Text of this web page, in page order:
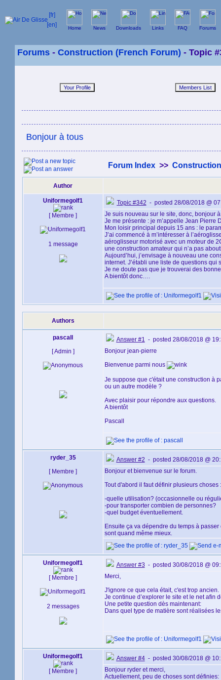
Home News Downloads Links FAQ Forums
Forums - Construction (French Forum) - Topic
Bonjour à tous
Forum Index>>
Author
Uniformegolf1
[ Membre ]
1 message
Topic #342 - posted 28/08/2018 @
Je suis nouveau sur le site, donc, bonjour
Je me présente : je m’appelle Jean Pierre
Mon loisir principal depuis 15 ans : le
J’ai commencé à m’intéresser à
aéroglisseur motorisé avec un moteur de
une construction amateur qui n’a pas
Aujourd’hui, j’envisage à nouveau une
internet. J’établi une liste de questions qui
Je ne doute pas que je trouverai des
A bientôt donc….
Authors
pascall
[ Admin ]
Answer #1 - posted 28/08/2018 @
Bonjour jean-pierre
Bienvenue parmi nous
Je suppose que c'était une construction à
ou un autre modèle ?
Avec plaisir pour répondre aux questions.
A bientôt
Pascall
ryder_35
[ Membre ]
Answer #2 - posted 28/08/2018 @
Bonjour et bienvenue sur le forum.
Tout d'abord il faut définir plusieurs choses :
-quelle utilisation? (occasionnelle ou
-pour transporter combien de personnes?
-quel budget éventuellement.
Ensuite ça va dépendre du temps à
sont quand même mieux.
Uniformegolf1
[ Membre ]
2 messages
Answer #3 - posted 30/08/2018 @
Merci,
J'ignore ce que cela était, c'est trop ancien.
Je continue d’explorer le site et le net afin
Une petite question dès maintenant:
Dans quel type de matière sont réalisées
Uniformegolf1
[ Membre ]
Answer #4- posted 30/08/2018 @
Bonjour ryder et merci,
Actuellement, peu de choses sont définies: